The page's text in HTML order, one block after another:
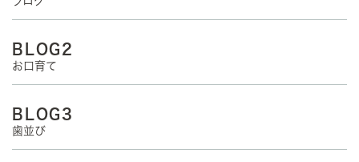
BLOG2
お口育て
BLOG3
歯並び